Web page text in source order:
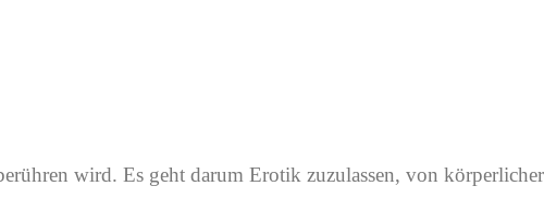
wird. Es geht darum Erotik zuzulassen, von